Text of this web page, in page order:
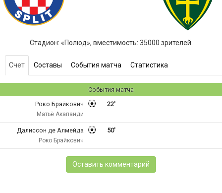
Стадион: «Полюд», вместимость: 35000 зрителей.
Счет Составы События матча Статистика
События матча
22'
Роко Брайкович
Матьё Акапанди
50'
Далиссон де Алмейда
Роко Брайкович
Оставить комментарий